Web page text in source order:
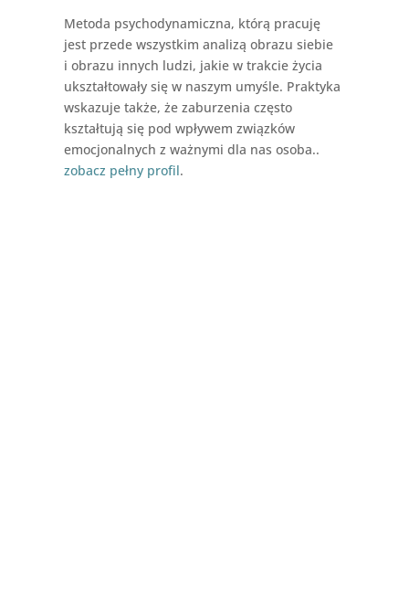
Metoda psychodynamiczna, którą pracuję
jest przede wszystkim analizą obrazu siebie
i obrazu innych ludzi, jakie w trakcie życia
ukształtowały się w naszym umyśle. Praktyka
wskazuje także, że zaburzenia często
kształtują się pod wpływem związków
emocjonalnych z ważnymi dla nas osoba..
zobacz pełny profil.